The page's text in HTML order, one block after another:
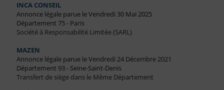
INCA CONSEIL
Annonce légale parue le Vendredi 30 Mai 2025
Département 75 - Paris
Société à Responsabilité Limitée (SARL)
MAZEN
Annonce légale parue le Vendredi 24 Décembre 2021
Département 93 - Seine-Saint-Denis
Transfert de siège dans le Même Département